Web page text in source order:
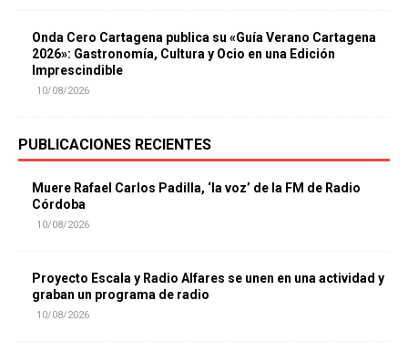
Onda Cero Cartagena publica su «Guía Verano Cartagena
2026»: Gastronomía, Cultura y Ocio en una Edición
Imprescindible
10/08/2026
PUBLICACIONES RECIENTES
Muere Rafael Carlos Padilla, ‘la voz’ de la FM de Radio
Córdoba
10/08/2026
Proyecto Escala y Radio Alfares se unen en una actividad y
graban un programa de radio
10/08/2026